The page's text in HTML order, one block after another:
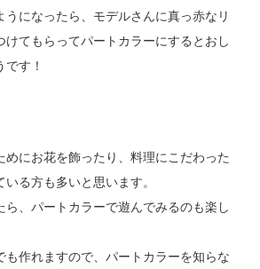
うになったら、モデルさんに真っ赤なリ
けてもらってパートカラーにするとおし
す！
めにお花を飾ったり、料理にこだわった
る方も多いと思います。
ら、パートカラーで遊んでみるのも楽し
も作れますので、パートカラーを知らな